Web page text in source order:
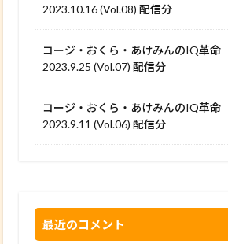
2023.10.16 (Vol.08) 配信分
コージ・おくら・あけみんのIQ革命
2023.9.25 (Vol.07) 配信分
コージ・おくら・あけみんのIQ革命
2023.9.11 (Vol.06) 配信分
最近のコメント